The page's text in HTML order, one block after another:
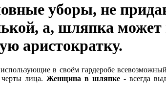
уборы, не
а, шляпка
аристократку.
в своём гардеробе
черты лица.Женщина в шляпке - всегда